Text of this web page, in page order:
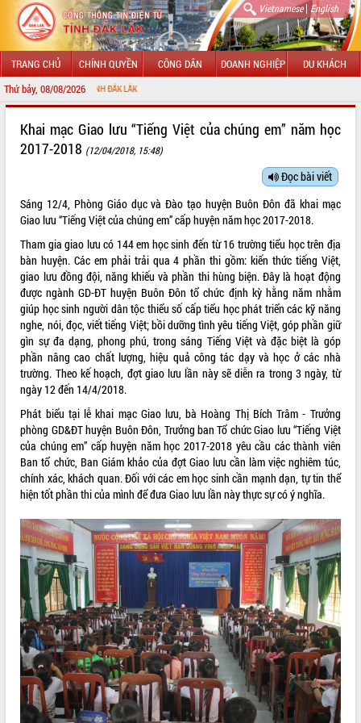
Vietnamese| English
TRANG CHỦ CHÍNH QUYỀN CÔNG DÂN DOANH NGHIỆP DU KHÁCH
Thứ bảy, 08/08/2026
LÃNH ĐẠO UBND TỈNH
SỞ, BAN, NGÀNH
UBND CÁC XÃ, PHƯỜNG
THÔNG TIN CHỈ ĐẠO ĐIỀU HÀNH
HỆ THỐNG VĂN BẢN
VĂN BẢN HĐND TỈNH
ĐIỂM TIN VĂN BẢN
QUY HOẠCH - KẾ HOẠCH
Khai mạc Giao lưu “Tiếng Việt của chúng em” năm học
2017-2018 (12/04/2018, 15:48)
Đọc bài viết
Sáng 12/4, Phòng Giáo dục và Đào tạo huyện Buôn Đôn đã khai mạc
Giao lưu “Tiếng Việt của chúng em” cấp huyện năm học 2017-2018.
Tham gia giao lưu có 144 em học sinh đến từ 16 trường tiểu học trên địa
bàn huyện. Các em phải trải qua 4 phần thi gồm: kiến thức tiếng Việt,
giao lưu đồng đội, năng khiếu và phần thi hùng biện. Đây là hoạt động
được ngành GD-ĐT huyện Buôn Đôn tổ chức định kỳ hằng năm nhằm
giúp học sinh người dân tộc thiểu số cấp tiểu học phát triển các kỹ năng
nghe, nói, đọc, viết tiếng Việt; bồi dưỡng tình yêu tiếng Việt, góp phần giữ
gìn sự đa dạng, phong phú, trong sáng Tiếng Việt và đặc biệt là góp
phần nâng cao chất lượng, hiệu quả công tác dạy và học ở các nhà
trường. Theo kế hoạch, đợt giao lưu lần này sẽ diễn ra trong 3 ngày, từ
ngày 12 đến 14/4/2018.
Phát biểu tại lễ khai mạc Giao lưu, bà Hoàng Thị Bích Trâm - Trưởng
phòng GD&ĐT huyện Buôn Đôn, Trưởng ban Tổ chức Giao lưu “Tiếng Việt
của chúng em” cấp huyện năm học 2017-2018 yêu cầu các thành viên
Ban tổ chức, Ban Giám khảo của đợt Giao lưu cần làm việc nghiêm túc,
chính xác, khách quan. Đối với các em học sinh cần mạnh dạn, tự tin thể
hiện tốt phần thi của mình để đưa Giao lưu lần này thực sự có ý nghĩa.